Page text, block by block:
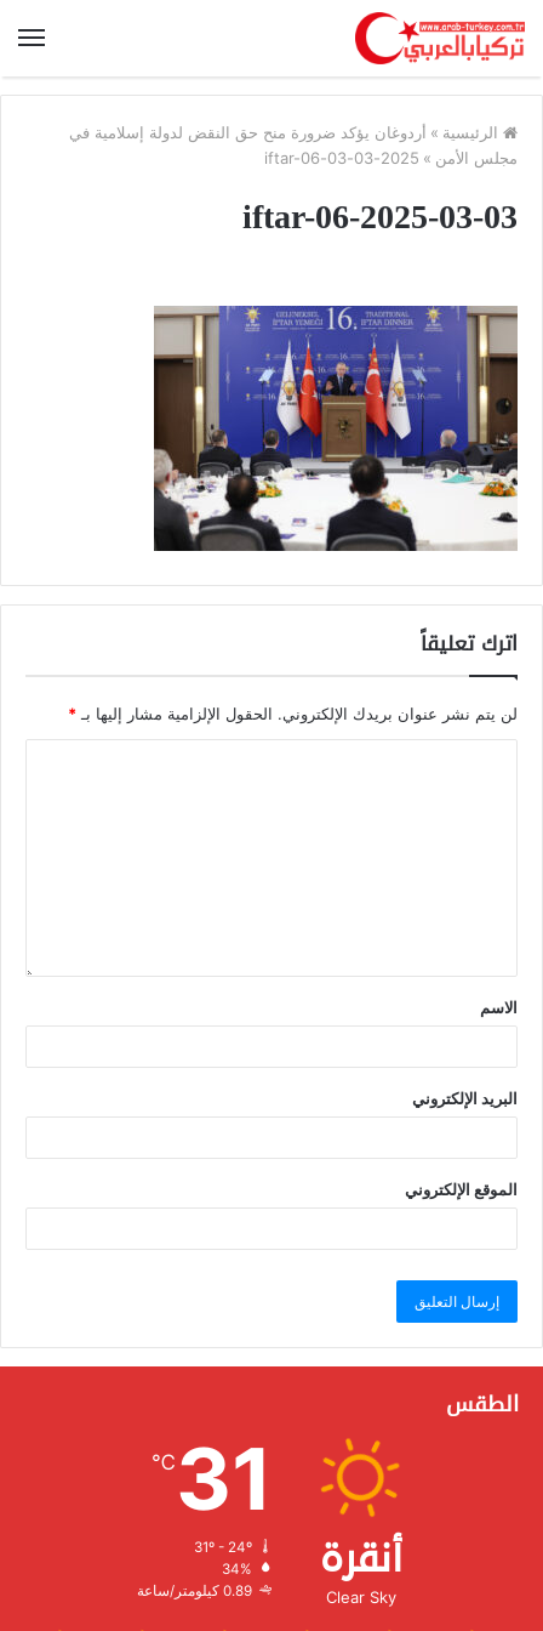
الرئيسية » أردوغان يؤكد ضرورة منح حق النقض لدولة إسلامية في
مجلس الأمن »
2025-03-03-iftar-06
2025-03-03-iftar-06
اترك تعليقاً
لن يتم نشر عنوان بريدك الإلكتروني. الحقول الإلزامية مشار إليها بـ *
الاسم
البريد الإلكتروني
الموقع الإلكتروني
الطقس
أنقرة
Clear Sky
31
℃
الرطوبة:
الرياح: